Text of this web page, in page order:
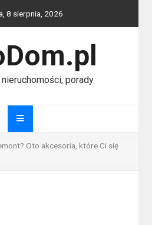
8 sierpnia, 2026
porady
Oto akcesoria, które Ci się